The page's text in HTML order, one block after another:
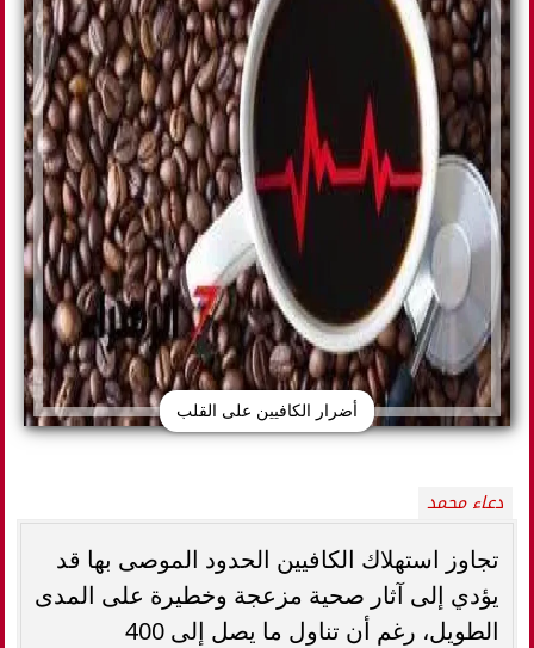
أضرار الكافيين على القلب
دعاء محمد
تجاوز استهلاك الكافيين الحدود الموصى بها قد
يؤدي إلى آثار صحية مزعجة وخطيرة على المدى
الطويل، رغم أن تناول ما يصل إلى 400